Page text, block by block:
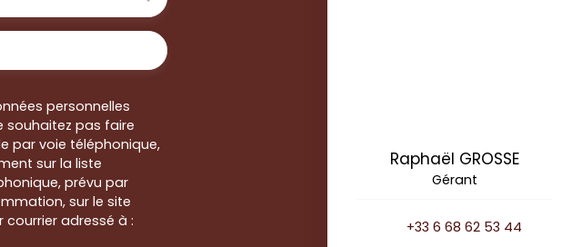
personnelles
souhaitez pas faire
par voie téléphonique,
sur la liste
prévu par
sur le site
adressé à :
Raphaël GROSSE
Gérant
+33 6 68 62 53 44